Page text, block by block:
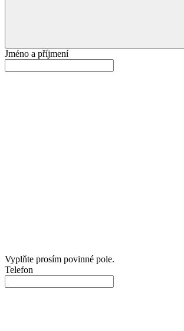
Jméno a příjmení
Vyplňte prosím povinné pole.
Telefon